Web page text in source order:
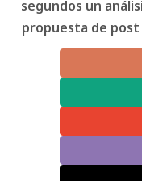
segundos un
propuesta de post